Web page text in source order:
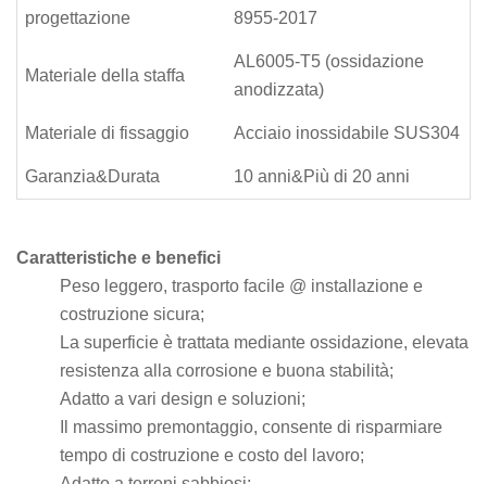
progettazione
8955-2017
Materiale della staffa
AL6005-T5 (ossidazione
anodizzata)
Materiale di fissaggio Acciaio inossidabile SUS304
Garanzia&Durata 10 anni&Più di 20 anni
Caratteristiche e benefici
Peso leggero, trasporto facile @ installazione e
costruzione sicura;
La superficie è trattata mediante ossidazione, elevata
resistenza alla corrosione e buona stabilità;
Adatto a vari design e soluzioni;
Il massimo premontaggio, consente di risparmiare
tempo di costruzione e costo del lavoro;